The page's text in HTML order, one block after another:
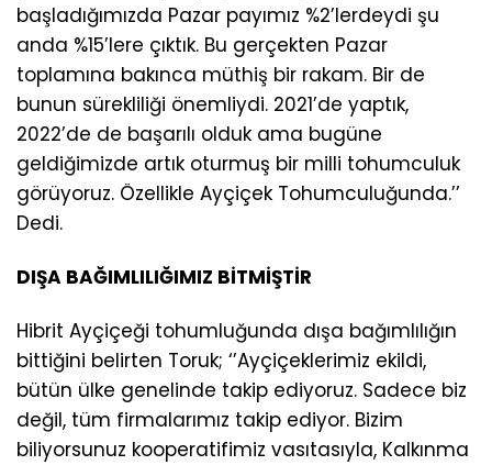
başladığımızda Pazar payımız %2’lerdeydi şu
anda %15’lere çıktık. Bu gerçekten Pazar
toplamına bakınca müthiş bir rakam. Bir de
bunun sürekliliği önemliydi. 2021’de yaptık,
2022’de de başarılı olduk ama bugüne
geldiğimizde artık oturmuş bir milli tohumculuk
görüyoruz. Özellikle Ayçiçek Tohumculuğunda.’’
Dedi.
DIŞA BAĞIMLILIĞIMIZ BİTMİŞTİR
Hibrit Ayçiçeği tohumluğunda dışa bağımlılığın
bittiğini belirten Toruk; ‘’Ayçiçeklerimiz ekildi,
bütün ülke genelinde takip ediyoruz. Sadece biz
değil, tüm firmalarımız takip ediyor. Bizim
biliyorsunuz kooperatifimiz vasıtasıyla, Kalkınma